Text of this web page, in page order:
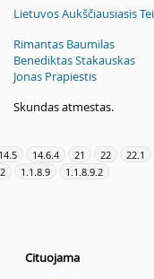
Lietuvos Aukščiausiasis
Rimantas Baumilas
Benediktas Stakauskas
Jonas Prapiestis
Skundas atmestas.
14.5 14.6.4 21 22 22.1
1.1.8.9 1.1.8.9.2
Cituojama